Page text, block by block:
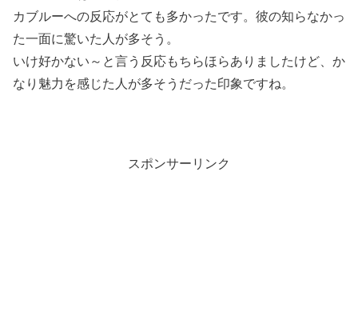
カブルーへの反応がとても多かったです。彼の知らなかっ
た一面に驚いた人が多そう。
いけ好かない～と言う反応もちらほらありましたけど、か
なり魅力を感じた人が多そうだった印象ですね。
スポンサーリンク